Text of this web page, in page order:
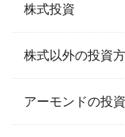
株式投資
株式以外の投資
アーモンドの投